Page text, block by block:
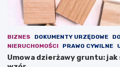
e
u
r
a
n
y
BIZNES DOKUMENTY URZĘDOWE
NIERUCHOMOŚCI
PRAWO CYWILNE
Umowa dzierżawy gruntu: